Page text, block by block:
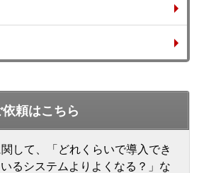
頼はこちら
して、「どれくらいで導入でき
るシステムよりよくなる？」な